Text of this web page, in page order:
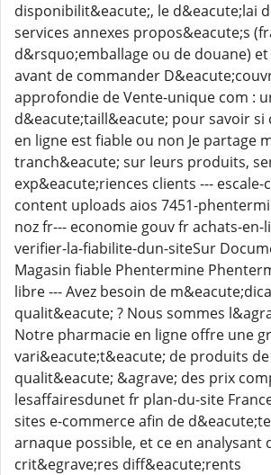
disponibilit&eacute;, le d&eacute;lai
services annexes propos&eacute;s
d&rsquo;emballage ou de douane)
avant de commander
approfondie de Vente-unique com :
d&eacute;taill&eacute; pour savoir si
en ligne est fiable ou non Je partage
tranch&eacute; sur leurs produits,
exp&eacute;riences clients ---
content uploads aios 7451-
noz fr--- economie gouv fr achats-
verifier-la-fiabilite-dun-siteSur
Magasin fiable Phentermine
libre --- Avez besoin de
qualit&eacute; ? Nous sommes
Notre pharmacie en ligne offre une
vari&eacute;t&eacute; de produits
qualit&eacute; &agrave; des prix
lesaffairesdunet fr plan-du-site
sites e-commerce afin de
arnaque possible, et ce en analysant
crit&egrave;res diff&eacute;rents